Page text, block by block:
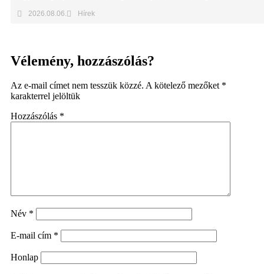
2026.08.06. Hírek
Vélemény, hozzászólás?
Az e-mail címet nem tesszük közzé. A kötelező mezőket *
karakterrel jelöltük
Hozzászólás *
Név *
E-mail cím *
Honlap